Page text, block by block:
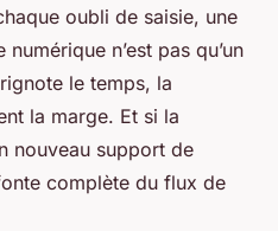
oubli de saisie, une
n’est pas qu’un
le temps, la
la marge. Et si la
nouveau support de
complète du flux de